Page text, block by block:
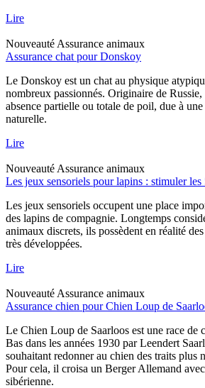
Lire
Nouveauté Assurance animaux
Assurance chat pour Donskoy
Le Donskoy est un chat au physique
nombreux passionnés. Originaire de
absence partielle ou totale de poil, due à
naturelle.
Lire
Nouveauté Assurance animaux
Les jeux sensoriels pour lapins : stimuler les
Les jeux sensoriels occupent une place
des lapins de compagnie. Longtemps
animaux discrets, ils possèdent en réalité
très développées.
Lire
Nouveauté Assurance animaux
Assurance chien pour Chien Loup de
Le Chien Loup de Saarloos est une race de
Bas dans les années 1930 par Leendert
souhaitant redonner au chien des traits plus
Pour cela, il croisa un Berger Allemand
sibérienne.